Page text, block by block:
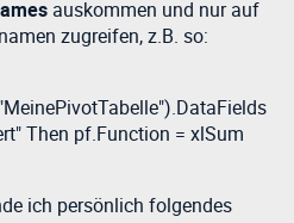
auskommen und nur auf
zugreifen, z.B. so:
Then pf.Function = xlSum
ich persönlich folgendes